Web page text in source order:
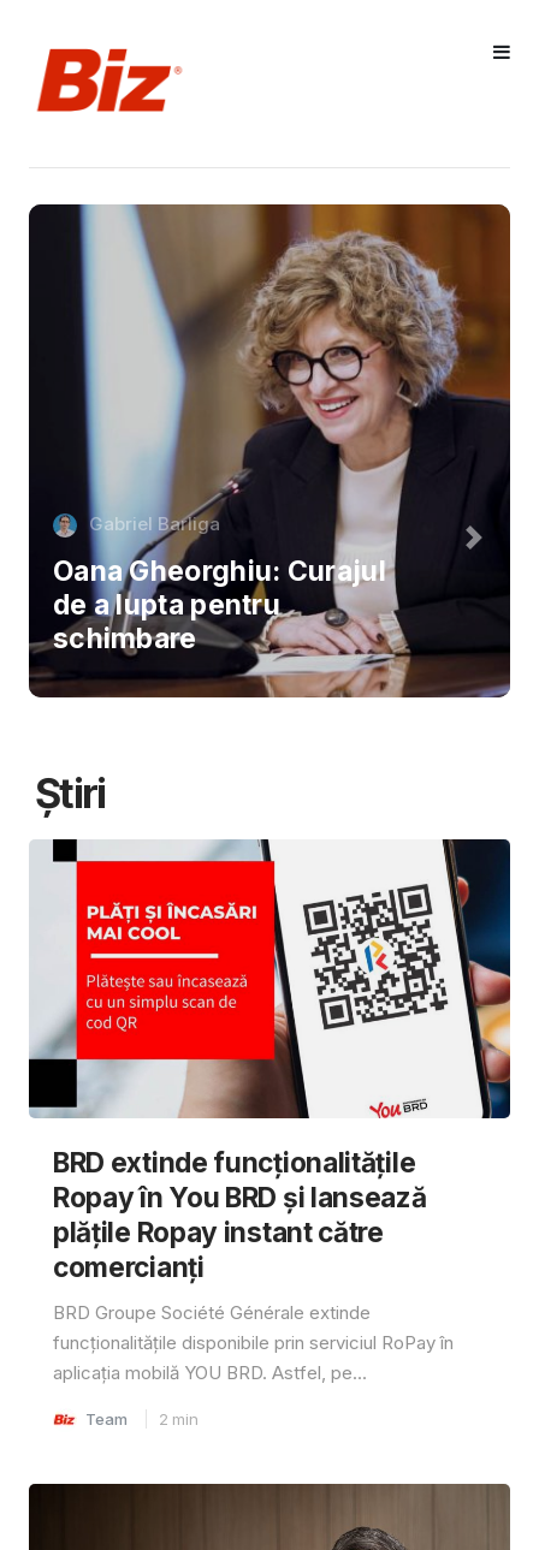
Gabriel Barliga
Oana Gheorghiu: Curajul
de a lupta pentru
schimbare
Știri
BRD extinde funcționalitățile
Ropay în You BRD și lansează
plățile Ropay instant către
comercianți
BRD Groupe Société Générale extinde
funcționalitățile disponibile prin serviciul RoPay în
aplicația mobilă YOU BRD. Astfel, pe...
Team 2 min